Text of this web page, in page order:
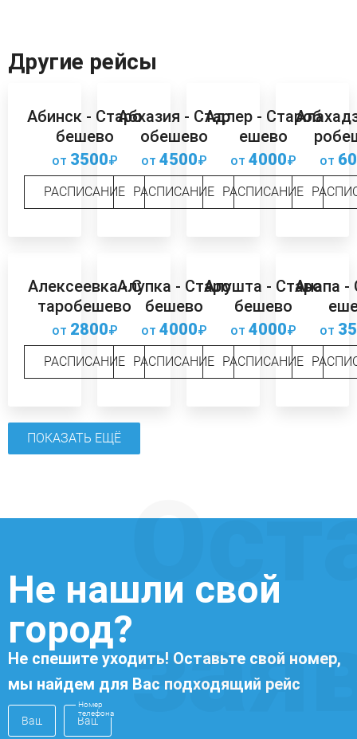
Другие рейсы
Абинск - Старо
бешево
от 3500₽
РАСПИСАНИЕ
Абхазия - Стар
обешево
от 4500₽
РАСПИСАНИЕ
Адлер - Староб
ешево
от 4000₽
РАСПИСАНИЕ
от
Алексеевка - С
таробешево
от 2800₽
РАСПИСАНИЕ
Алупка - Старо
бешево
от 4000₽
РАСПИСАНИЕ
Алушта - Старо
бешево
от 4000₽
РАСПИСАНИЕ
Анапа -
от
ПОКАЗАТЬ ЕЩЁ
Не нашли свой
город?
Не спешите уходить! Оставьте свой номер,
мы найдем для Вас подходящий рейс
Номер
телефона